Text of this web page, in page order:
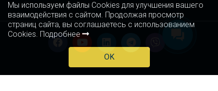
Мы используем файлы Cookies для улучшения вашего
взаимодействия с сайтом. Продолжая просмотр
страниц сайта, вы соглашаетесь с использованием
Cookies. Подробнее
OK
Примеры рассылок